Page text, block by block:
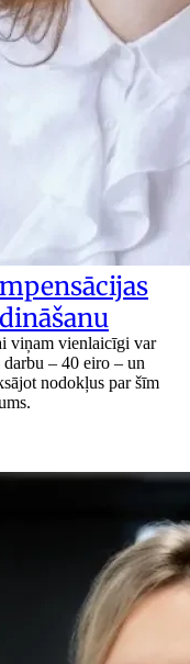
viņam vienlaicīgi var
– 40 eiro – un
nodokļus par šīm